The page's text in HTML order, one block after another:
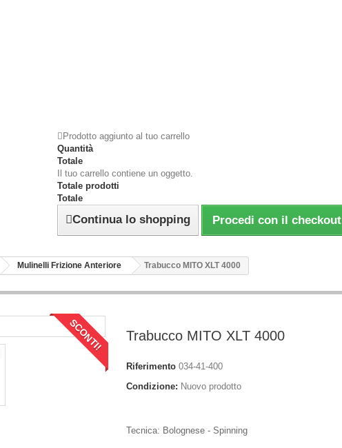
Prodotto aggiunto al tuo carrello
Quantità
Totale
Il tuo carrello contiene un oggetto.
Totale prodotti
Totale
Continua lo shopping Procedi con il checkout
Mulinelli Frizione Anteriore Trabucco MITO XLT 4000
SCONTI! Trabucco MITO XLT 4000
Riferimento 034-41-400
Condizione: Nuovo prodotto
Tecnica: Bolognese - Spinning